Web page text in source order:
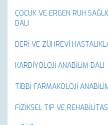
ÇOCUK VE ERGEN RUH
DALI
DERİ VE ZÜHREVİ
KARDİYOLOJİ ANABİLİM DALI
TIBBİ FARMAKOLOJİ
FİZİKSEL TIP VE